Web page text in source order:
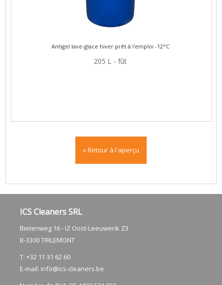
Antigel lave-glace hiver prêt à l'emploi -12°C
205 L - fût
« Retour à l'aperçu
ICS Cleaners SRL
Bietenweg 16 - IZ Oost-Leeuwerik Z3
​B-3300 TIRLEMONT
T: +32 11 31 62 60
E-mail: info@ics-cleaners.be